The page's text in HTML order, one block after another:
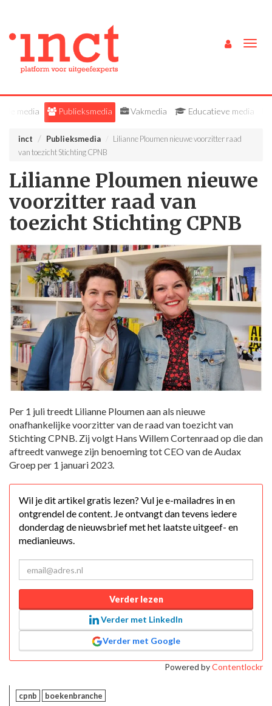
Alle media Publieksmedia Vakmedia Educatieve media
inct Publieksmedia
Lilianne Ploumen nieuwe voorzitter raad
van toezicht Stichting CPNB
Lilianne Ploumen nieuwe
voorzitter raad van
toezicht Stichting CPNB
Per 1 juli treedt Lilianne Ploumen aan als nieuwe
onafhankelijke voorzitter van de raad van toezicht van
Stichting CPNB. Zij volgt Hans Willem Cortenraad op die dan
aftreedt vanwege zijn benoeming tot CEO van de Audax
Groep per 1 januari 2023.
Wil je dit artikel gratis lezen? Vul je e-mailadres in en
ontgrendel de content. Je ontvangt dan tevens iedere
donderdag de nieuwsbrief met het laatste uitgeef- en
medianieuws.
Verder lezen
Verder met LinkedIn
Verder met Google
Powered byContentlockr
cpnb boekenbranche